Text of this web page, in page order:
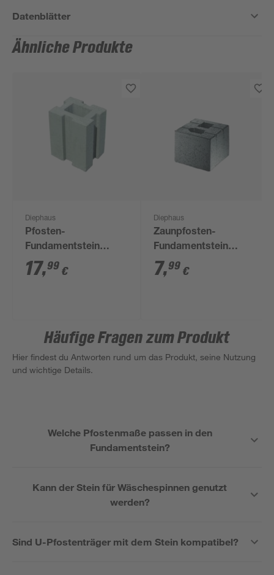
Datenblätter
Ähnliche Produkte
Diephaus
Pfosten-
Fundamentstein
Beton grau 34 x 26,5 x
21,5 cm
17,99 €
Diephaus
Zaunpfosten-
Fundamentstein
Beton grau 20 x 20 x
17 cm
7,99 €
Häufige Fragen zum Produkt
Hier findest du Antworten rund um das Produkt, seine Nutzung
und wichtige Details.
Welche Pfostenmaße passen in den
Fundamentstein?
Kann der Stein für Wäschespinnen genutzt
werden?
Sind U-Pfostenträger mit dem Stein kompatibel?